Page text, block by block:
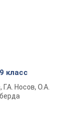
класс
Носов, О.А.